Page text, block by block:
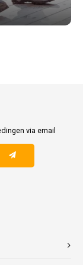
via email